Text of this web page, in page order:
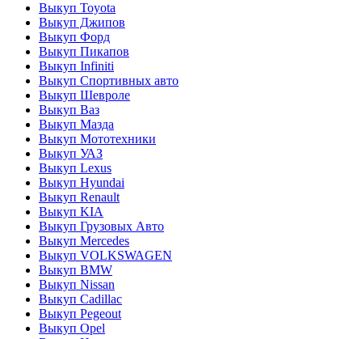
Выкуп Toyota
Выкуп Джипов
Выкуп Форд
Выкуп Пикапов
Выкуп Infiniti
Выкуп Спортивных авто
Выкуп Шевроле
Выкуп Ваз
Выкуп Мазда
Выкуп Мототехники
Выкуп УАЗ
Выкуп Lexus
Выкуп Hyundai
Выкуп Renault
Выкуп KIA
Выкуп Грузовых Авто
Выкуп Mercedes
Выкуп VOLKSWAGEN
Выкуп BMW
Выкуп Nissan
Выкуп Cadillac
Выкуп Pegeout
Выкуп Opel